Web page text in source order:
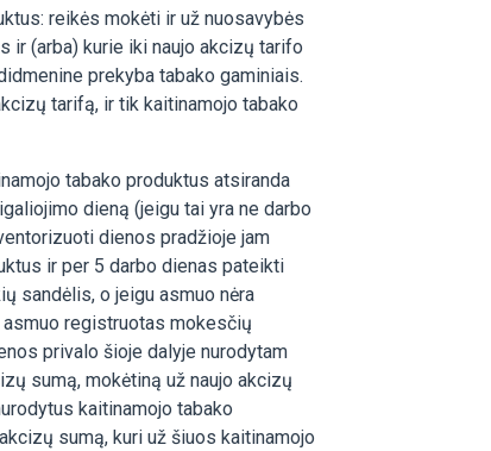
reikės mokėti ir už nuosavybės
ir (arba) kurie iki naujo akcizų tarifo
prekyba tabako gaminiais.
tarifą, ir tik kaitinamojo tabako
tabako produktus atsiranda
dieną (jeigu tai yra ne darbo
dienos pradžioje jam
ir per 5 darbo dienas pateikti
sandėlis, o jeigu asmuo nėra
registruotas mokesčių
privalo šioje dalyje nurodytam
sumą, mokėtiną už naujo akcizų
kaitinamojo tabako
sumą, kuri už šiuos kaitinamojo